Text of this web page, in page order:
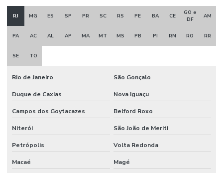
RJ MG ES SP PR SC RS PE BA CE
GO e
DF
AM
PA AC AL AP MA MT MS PB PI RN RO RR
SE TO
Rio de Janeiro São Gonçalo
Duque de Caxias Nova Iguaçu
Campos dos Goytacazes Belford Roxo
Niterói São João de Meriti
Petrópolis Volta Redonda
Macaé Magé